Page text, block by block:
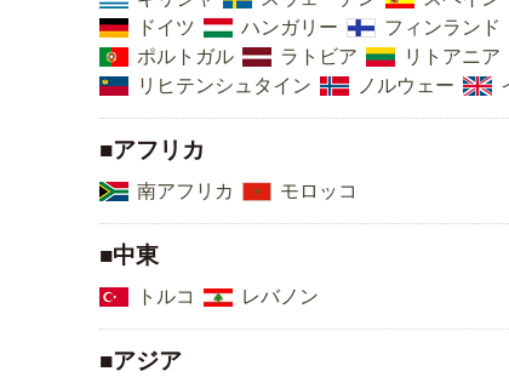
ドイツ
ハンガリー フィンランド
ポルトガル
ラトビア リトアニア
リヒテンシュタイン
ノルウェー
■アフリカ
南アフリカ モロッコ
■中東
トルコ レバノン
■アジア